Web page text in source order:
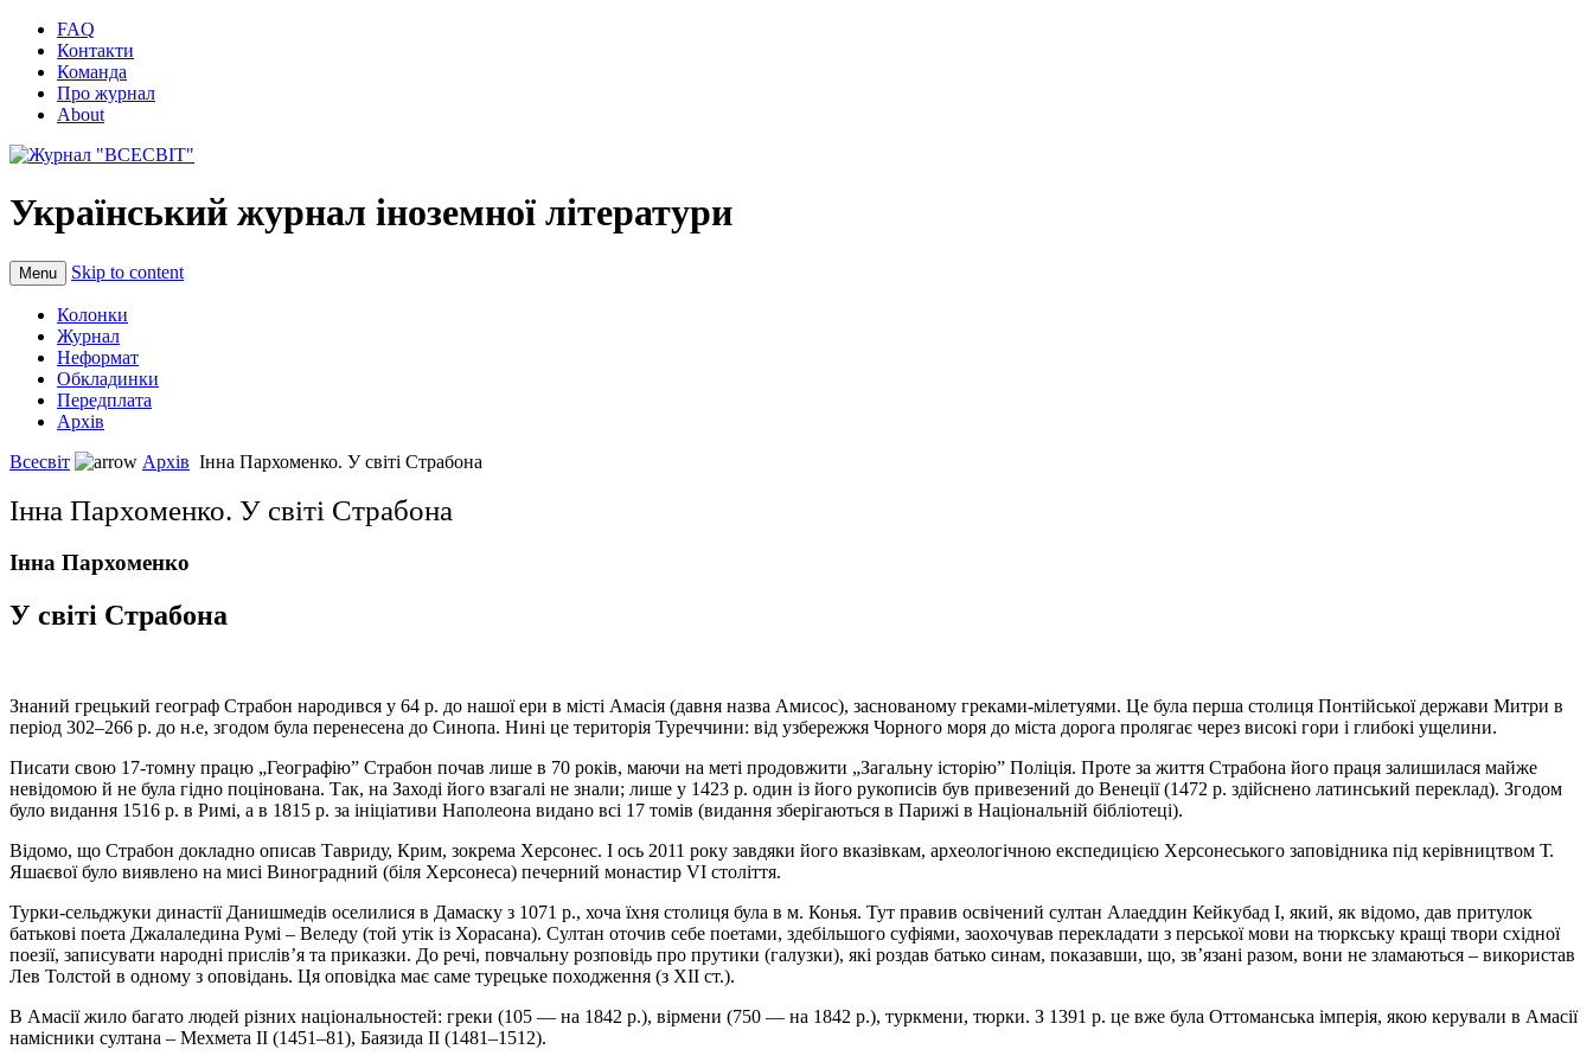
FAQ
Контакти
Команда
Про журнал
About
Український журнал іноземної літератури
Menu Skip to content
Колонки
Журнал
Неформат
Обкладинки
Передплата
Архів
Всесвіт
Архів Інна Пархоменко. У світі Страбона
Інна Пархоменко. У світі Страбона
Інна Пархоменко
У світі Страбона
Знаний грецький географ Страбон народився у 64 р. до нашої ери в місті Амасiя (давня назва Амисос), заснованому греками-мілетуями. Це була перша столиця Понтійської держави Митри в
період 302–266 р. до н.е, згодом була перенесена до Синопа. Нині це територія Туреччини: від узбережжя Чорного моря до міста дорога пролягає через високі гори і глибокі ущелини.
Писати свою 17-томну працю „Географію” Страбон почав лише в 70 років, маючи на меті продовжити „Загальну історію” Поліція. Проте за життя Страбона його праця залишилася майже
невідомою й не була гідно поцінована. Так, на Заході його взагалі не знали; лише у 1423 р. один із його рукописів був привезений до Венеції (1472 р. здійснено латинський переклад). Згодом
було видання 1516 р. в Римі, а в 1815 р. за ініціативи Наполеона видано всі 17 томів (видання зберігаються в Парижі в Національній бібліотеці).
Відомо, що Страбон докладно описав Тавриду, Крим, зокрема Херсонес. І ось 2011 року завдяки його вказівкам, археологічною експедицією Херсонеського заповідника під керівництвом Т.
Яшаєвої було виявлено на мисі Виноградний (біля Херсонеса) печерний монастир VI століття.
Турки-сельджуки династії Данишмедів оселилися в Дамаску з 1071 р., хоча їхня столиця була в м. Конья. Тут правив освічений султан Алаеддин Кейкубад I, який, як відомо, дав притулок
батькові поета Джалаледина Румі – Веледу (той утік із Хорасана). Султан оточив себе поетами, здебільшого суфіями, заохочував перекладати з перської мови на тюркську кращі твори східної
поезії, записувати народні прислів’я та приказки. До речі, повчальну розповідь про прутики (галузки), які роздав батько синам, показавши, що, зв’язані разом, вони не зламаються – використав
Лев Толстой в одному з оповідань. Ця оповідка має саме турецьке походження (з XII ст.).
В Амасiї жило багато людей різних національностей: греки (105 — на 1842 р.), вірмени (750 — на 1842 р.), туркмени, тюрки. З 1391 р. це вже була Оттоманська імперія, якою керували в Амасії
намісники султана – Мехмета II (1451–81), Баязида II (1481–1512).